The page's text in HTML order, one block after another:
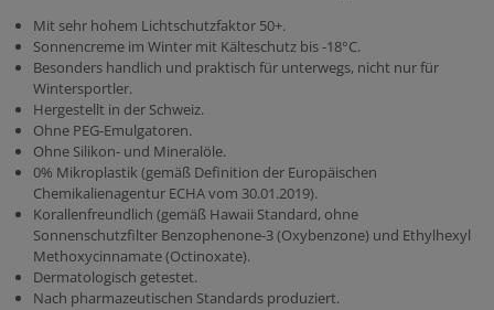
Mit sehr hohem Lichtschutzfaktor 50+.
Sonnencreme im Winter mit Kälteschutz bis -18°C.
Besonders handlich und praktisch für unterwegs, nicht nur für
Wintersportler.
Hergestellt in der Schweiz.
Ohne PEG-Emulgatoren.
Ohne Silikon- und Mineralöle.
0% Mikroplastik (gemäß Definition der Europäischen
Chemikalienagentur ECHA vom 30.01.2019).
Korallenfreundlich (gemäß Hawaii Standard, ohne
Sonnenschutzfilter Benzophenone-3 (Oxybenzone) und Ethylhexyl
Methoxycinnamate (Octinoxate).
Dermatologisch getestet.
Nach pharmazeutischen Standards produziert.